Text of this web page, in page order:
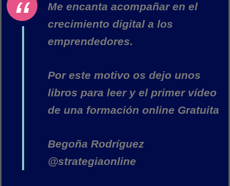
Me encanta acompañar en el
crecimiento digital a los
emprendedores.
Por este motivo os dejo unos
libros para leer y el primer vídeo
de una formación online Gratuita
Begoña Rodríguez
@strategiaonline